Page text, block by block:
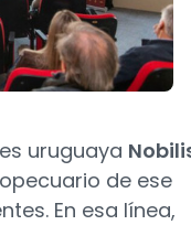
uruguaya
de ese
En esa línea,